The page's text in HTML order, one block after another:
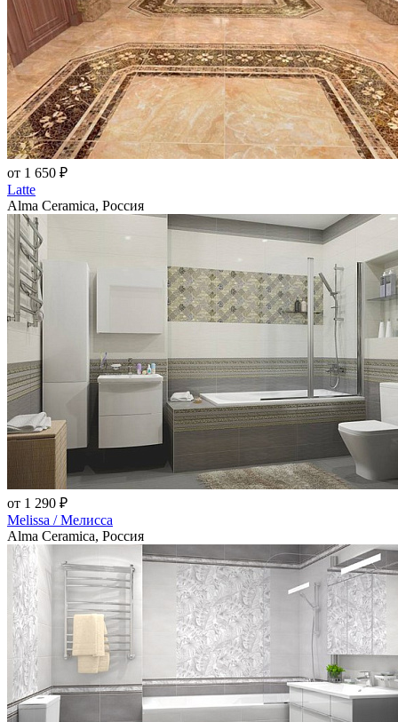
от 1 650 ₽
Latte
Alma Ceramica, Россия
от 1 290 ₽
Melissa / Мелисса
Alma Ceramica, Россия